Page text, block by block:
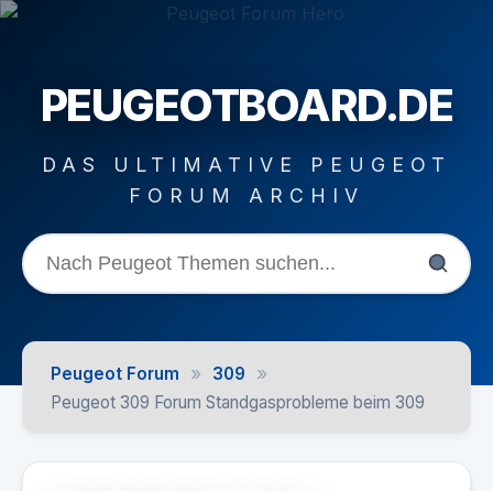
PEUGEOTBOARD.DE
DAS ULTIMATIVE PEUGEOT
FORUM ARCHIV
Peugeot Forum » 309 »
Peugeot 309 Forum Standgasprobleme beim 309